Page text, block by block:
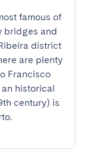
famous of
bridges and
district
are plenty
Francisco
historical
century) is